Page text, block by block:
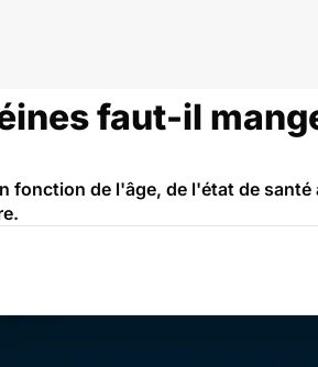
faut-il
fonction de l'âge, de l'état de